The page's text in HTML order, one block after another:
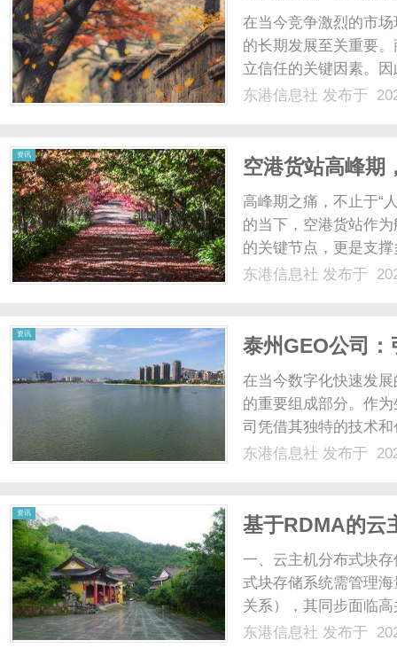
在当今竞争激烈的市
的长期发展至关重要
立信任的关键因素。
的市场竞争中脱颖而
东港信息社 发布于
资讯
空港货站高峰期
高峰期之痛，不止于“
的当下，空港货站作
的关键节点，更是支
道”。它不仅承担着航
东港信息社 发布于
资讯
泰州GEO公司
在当今数字化快速发
的重要组成部分。作
司凭借其独特的技术
企业实施网络营销策
东港信息社 发布于
资讯
基于RDMA的云
构、优化与实践
一、云主机分布式块
式块存储系统需管理
关系），其同步面临
恰好与之匹配。1.云
东港信息社 发布于